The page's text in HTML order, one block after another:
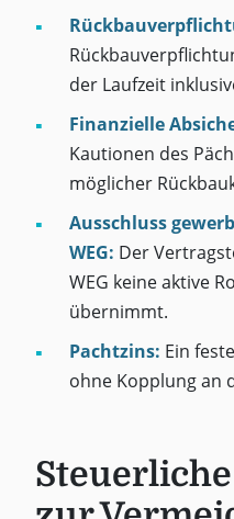
der Laufzeit
Finanzielle
Kautionen des
möglicher
Ausschluss
WEG: Der
WEG keine aktive
übernimmt.
Pachtzins: Ein
ohne Kopplung an